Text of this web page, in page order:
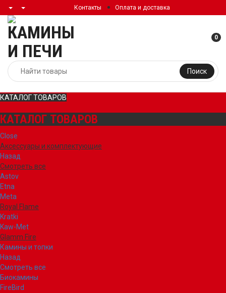
Контакты Оплата и доставка
Поиск
0
КАТАЛОГ ТОВАРОВ
КАТАЛОГ ТОВАРОВ
Close
Аксессуары и комплектующие
Назад
Смотреть все
Astov
Etna
Meta
Royal Flame
Kratki
Kaw-Met
Glamm Fire
Камины и топки
Назад
Смотреть все
Биокамины
FireBird